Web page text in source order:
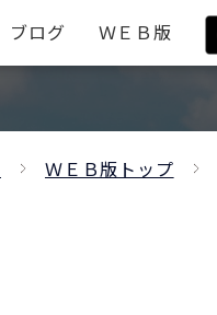
ブログ ＷＥＢ版
ＷＥＢ版トップ